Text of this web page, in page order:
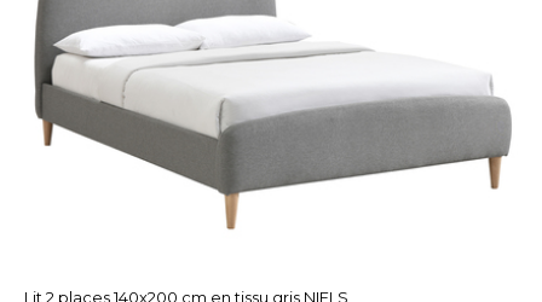
Lit 2 places 140x200 cm en tissu gris NIELS